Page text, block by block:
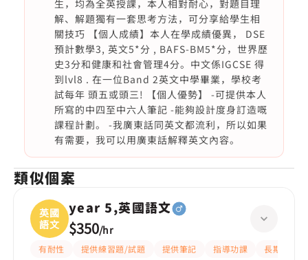
生，均為全英授課，本人相對耐心，對題目理
解、解題獨有一套思考方法，可分享給學生相
關技巧 【個人成績】本人在學成績優異， DSE
預計數學3, 英文5*分 , BAFS-BM5*分，世界歷
史3分和健康和社會管理4分。中文係IGCSE 得
到lvl8 . 在一位Band 2英文中學畢業，學校考
試每年 頭五或頭三! 【個人優勢】 -可提供本人
所寫的中四至中六人筆記 -能夠設計度身訂造嘅
課程計劃。 -我廣東話同英文都流利，所以如果
有需要，我可以用廣東話解釋英文內容。
類似個案
英國
語文
year 5,英國語文
$350/hr
有耐性 提供練習題/試題 提供筆記 指導功課
長期補習